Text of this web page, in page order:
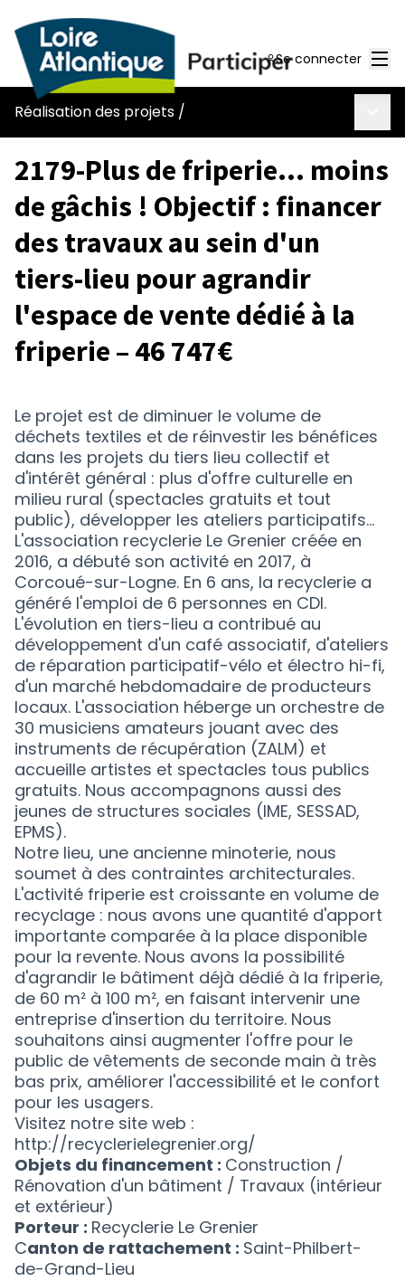
Se connecter
Réalisation des projets /
2179-Plus de friperie… moins
de gâchis ! Objectif : financer
des travaux au sein d'un
tiers-lieu pour agrandir
l'espace de vente dédié à la
friperie – 46 747€
Le projet est de diminuer le volume de
déchets textiles et de réinvestir les bénéfices
dans les projets du tiers lieu collectif et
d'intérêt général : plus d'offre culturelle en
milieu rural (spectacles gratuits et tout
public), développer les ateliers participatifs…
L'association recyclerie Le Grenier créée en
2016, a débuté son activité en 2017, à
Corcoué-sur-Logne. En 6 ans, la recyclerie a
généré l'emploi de 6 personnes en CDI.
L'évolution en tiers-lieu a contribué au
développement d'un café associatif, d'ateliers
de réparation participatif-vélo et électro hi-fi,
d'un marché hebdomadaire de producteurs
locaux. L'association héberge un orchestre de
30 musiciens amateurs jouant avec des
instruments de récupération (ZALM) et
accueille artistes et spectacles tous publics
gratuits. Nous accompagnons aussi des
jeunes de structures sociales (IME, SESSAD,
EPMS).
Notre lieu, une ancienne minoterie, nous
soumet à des contraintes architecturales.
L'activité friperie est croissante en volume de
recyclage : nous avons une quantité d'apport
importante comparée à la place disponible
pour la revente. Nous avons la possibilité
d'agrandir le bâtiment déjà dédié à la friperie,
de 60 m² à 100 m², en faisant intervenir une
entreprise d'insertion du territoire. Nous
souhaitons ainsi augmenter l'offre pour le
public de vêtements de seconde main à très
bas prix, améliorer l'accessibilité et le confort
pour les usagers.
Visitez notre site web :
http://recyclerielegrenier.org/
Objets du financement : Construction /
Rénovation d'un bâtiment / Travaux (intérieur
et extérieur)
Porteur : Recyclerie Le Grenier
Canton de rattachement : Saint-Philbert-
de-Grand-Lieu